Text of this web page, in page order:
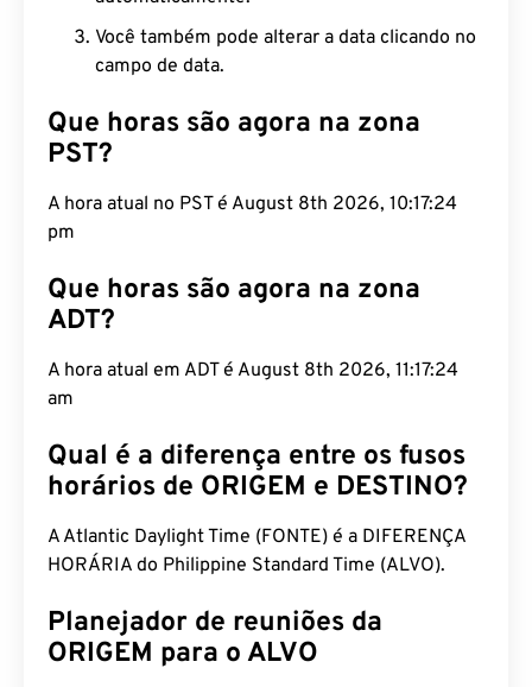
Você também pode alterar a data clicando no
campo de data.
Que horas são agora na zona
PST?
A hora atual no PST é August 8th 2026, 10:17:25
pm
Que horas são agora na zona
ADT?
A hora atual em ADT é August 8th 2026, 11:17:25
am
Qual é a diferença entre os fusos
horários de ORIGEM e DESTINO?
A Atlantic Daylight Time (FONTE) é a DIFERENÇA
HORÁRIA do Philippine Standard Time (ALVO).
Planejador de reuniões da
ORIGEM para o ALVO